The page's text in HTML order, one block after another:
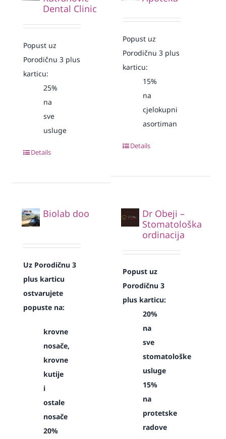
Dental Clinic
Popust uz
Porodičnu 3 plus
karticu:
25%
na
sve
usluge
Details
Popust uz
Porodičnu 3 plus
karticu:
15%
na
cjelokupni
asortiman
Details
Biolab doo
Uz Porodičnu 3
plus karticu
ostvarujete
popuste na:
krovne
nosače,
krovne
kutije
i
ostale
nosače
20%
Dr Obeji –
Stomatološka
ordinacija
Popust uz
Porodičnu 3
plus karticu:
20%
na
sve
stomatološke
usluge
15%
na
protetske
radove